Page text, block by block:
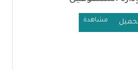
مشاهدة